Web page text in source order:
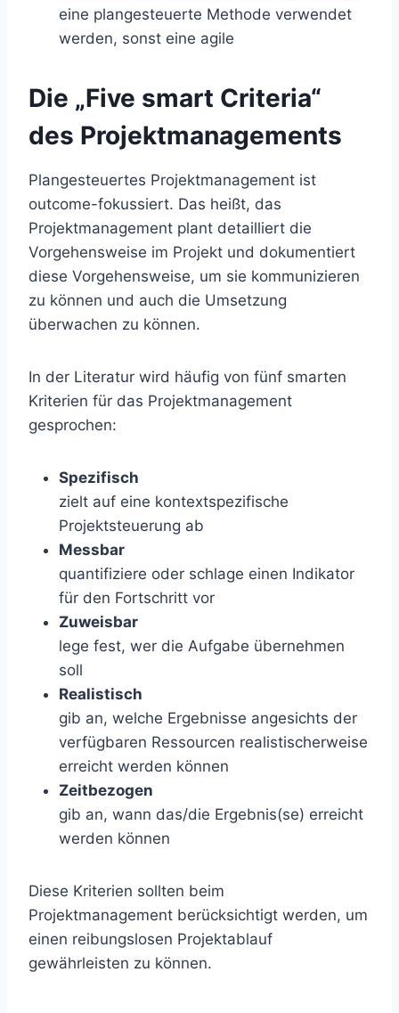
eine plangesteuerte Methode verwendet
werden, sonst eine agile
Die „Five smart Criteria“
des Projektmanagements
Plangesteuertes Projektmanagement ist
outcome-fokussiert. Das heißt, das
Projektmanagement plant detailliert die
Vorgehensweise im Projekt und dokumentiert
diese Vorgehensweise, um sie kommunizieren
zu können und auch die Umsetzung
überwachen zu können.
In der Literatur wird häufig von fünf smarten
Kriterien für das Projektmanagement
gesprochen:
Spezifisch
zielt auf eine kontextspezifische
Projektsteuerung ab
Messbar
quantifiziere oder schlage einen Indikator
für den Fortschritt vor
Zuweisbar
lege fest, wer die Aufgabe übernehmen
soll
Realistisch
gib an, welche Ergebnisse angesichts der
verfügbaren Ressourcen realistischerweise
erreicht werden können
Zeitbezogen
gib an, wann das/die Ergebnis(se) erreicht
werden können
Diese Kriterien sollten beim
Projektmanagement berücksichtigt werden, um
einen reibungslosen Projektablauf
gewährleisten zu können.